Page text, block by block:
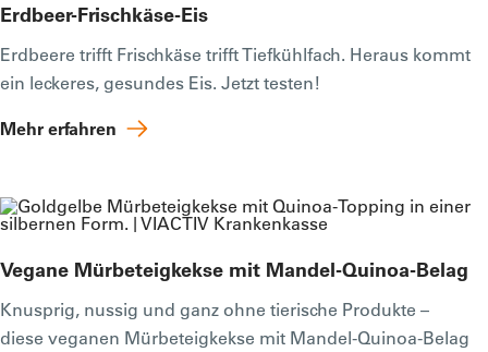
Erdbeer-Frischkäse-Eis
Erdbeere trifft Frischkäse trifft Tiefkühlfach. Heraus kommt
ein leckeres, gesundes Eis. Jetzt testen!
Mehr erfahren
Vegane Mürbeteigkekse mit Mandel-Quinoa-Belag
Knusprig, nussig und ganz ohne tierische Produkte –
diese veganen Mürbeteigkekse mit Mandel-Quinoa-Belag